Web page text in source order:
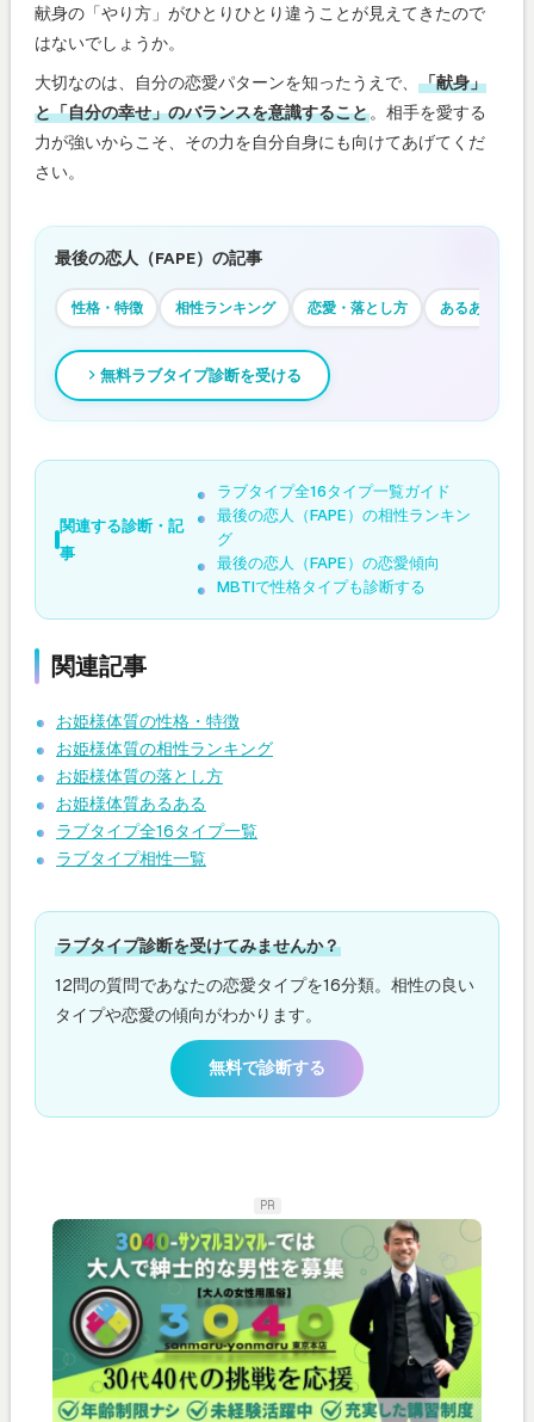
献身の「やり方」がひとりひとり違うことが見えてきたので
はないでしょうか。
大切なのは、自分の恋愛パターンを知ったうえで、 「献身」
と「自分の幸せ」のバランスを意識すること。相手を愛する
力が強いからこそ、その力を自分自身にも向けてあげてくだ
さい。
最後の恋人（FAPE）の記事
性格・特徴 相性ランキング 恋愛・落とし方 あるある
無料ラブタイプ診断を受ける
関連する診断・記
事
ラブタイプ全16タイプ一覧ガイド
最後の恋人（FAPE）の相性ランキン
グ
最後の恋人（FAPE）の恋愛傾向
MBTIで性格タイプも診断する
関連記事
お姫様体質の性格・特徴
お姫様体質の相性ランキング
お姫様体質の落とし方
お姫様体質あるある
ラブタイプ全16タイプ一覧
ラブタイプ相性一覧
ラブタイプ診断を受けてみませんか？
12問の質問であなたの恋愛タイプを16分類。相性の良い
タイプや恋愛の傾向がわかります。
無料で診断する
PR